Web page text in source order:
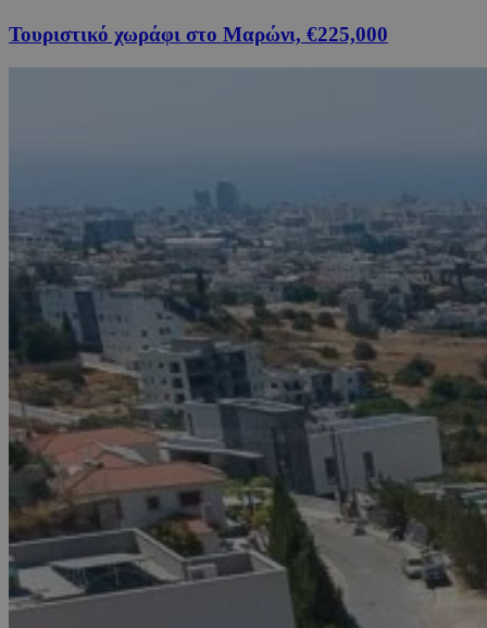
Τουριστικό χωράφι στο Μαρώνι, €225,000